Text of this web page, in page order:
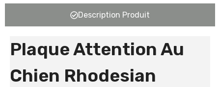
Description Produit
Plaque Attention Au
Chien Rhodesian